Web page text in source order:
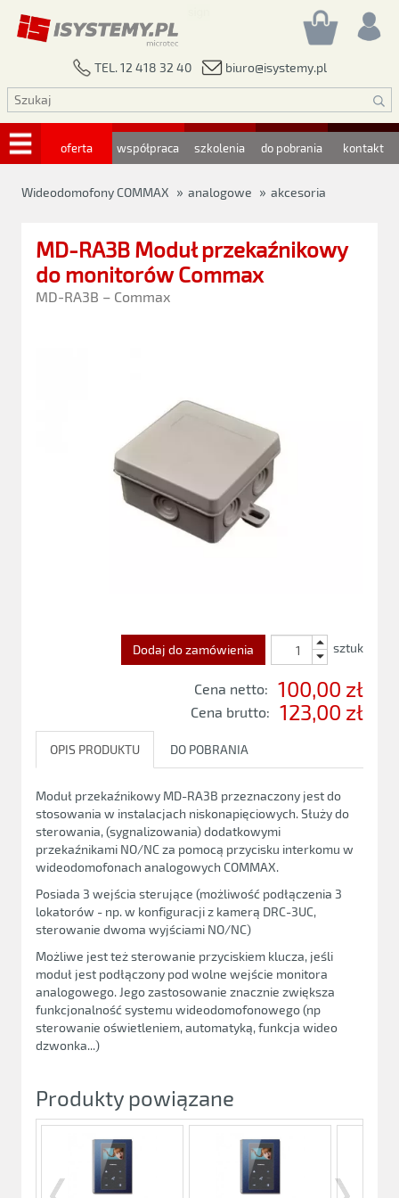
TEL. 12 418 32 40 biuro@isystemy.pl
oferta współpraca szkolenia do pobrania kontakt
Wideodomofony COMMAX » analogowe » akcesoria
MD-RA3B Moduł przekaźnikowy
do monitorów Commax
MD-RA3B – Commax
Dodaj do zamówienia sztuk
Cena netto: 100,00 zł
Cena brutto: 123,00 zł
OPIS PRODUKTU DO POBRANIA
Moduł przekaźnikowy MD-RA3B przeznaczony jest do
stosowania w instalacjach niskonapięciowych. Służy do
sterowania, (sygnalizowania) dodatkowymi
przekaźnikami NO/NC za pomocą przycisku interkomu w
wideodomofonach analogowych COMMAX.
Posiada 3 wejścia sterujące (możliwość podłączenia 3
lokatorów - np. w konfiguracji z kamerą DRC-3UC,
sterowanie dwoma wyjściami NO/NC)
Możliwe jest też sterowanie przyciskiem klucza, jeśli
moduł jest podłączony pod wolne wejście monitora
analogowego. Jego zastosowanie znacznie zwiększa
funkcjonalność systemu wideodomofonowego (np
sterowanie oświetleniem, automatyką, funkcja wideo
dzwonka...)
Produkty powiązane